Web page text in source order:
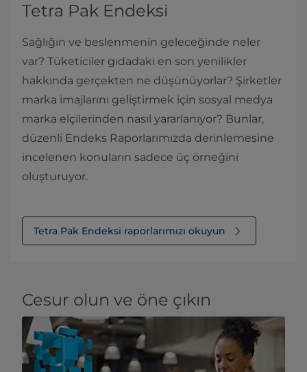
Tetra Pak Endeksi
Sağlığın ve beslenmenin geleceğinde neler
var? Tüketiciler gıdadaki en son yenilikler
hakkında gerçekten ne düşünüyorlar? Şirketler
marka imajlarını geliştirmek için sosyal medya
marka elçilerinden nasıl yararlanıyor? Bunlar,
düzenli Endeks Raporlarımızda derinlemesine
incelenen konuların sadece üç örneğini
oluşturuyor.
Tetra Pak Endeksi raporlarımızı okuyun⁠
Cesur olun ve öne çıkın